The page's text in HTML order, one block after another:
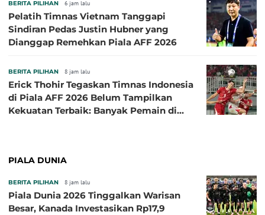
BERITA PILIHAN 6 jam lalu
Pelatih Timnas Vietnam Tanggapi
Sindiran Pedas Justin Hubner yang
Dianggap Remehkan Piala AFF 2026
BERITA PILIHAN 8 jam lalu
Erick Thohir Tegaskan Timnas Indonesia
di Piala AFF 2026 Belum Tampilkan
Kekuatan Terbaik: Banyak Pemain di
PIALA DUNIA
BERITA PILIHAN 8 jam lalu
Piala Dunia 2026 Tinggalkan Warisan
Besar, Kanada Investasikan Rp17,9